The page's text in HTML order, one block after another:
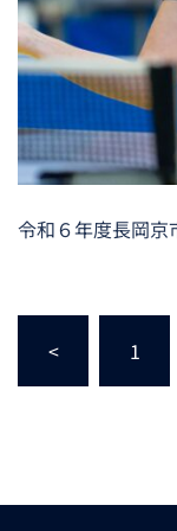
令和６年度長岡
< 1